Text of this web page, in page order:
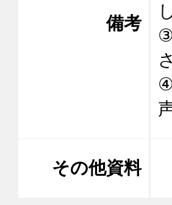
備考
その他資料